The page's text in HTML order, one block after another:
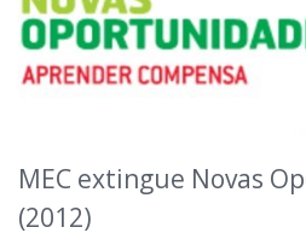
MEC extingue Novas
(2012)